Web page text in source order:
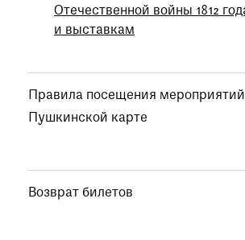
Отечественной войны 1812
и выставкам
Правила посещения
Пушкинской карте
Возврат билетов